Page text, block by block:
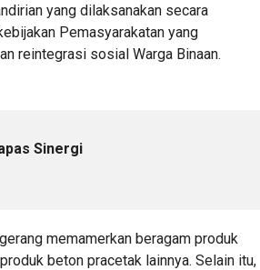
yang dilaksanakan secara
Pemasyarakatan yang
reintegrasi sosial Warga Binaan.
Sinergi
memamerkan beragam produk
beton pracetak lainnya. Selain itu,